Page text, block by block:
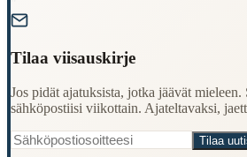
Tilaa viisauskirje
Jos pidät ajatuksista, jotka jäävät mieleen.
sähköpostiisi viikottain. Ajateltavaksi,
Tilaa